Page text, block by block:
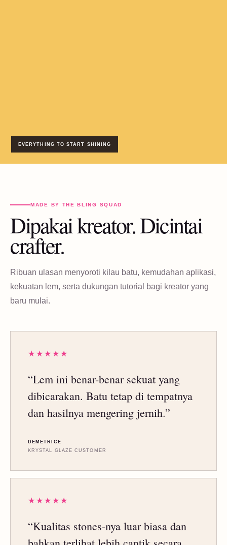
EVERYTHING TO START SHINING
MADE BY THE BLING SQUAD
Dipakai kreator. Dicintai
crafter.
Ribuan ulasan menyoroti kilau batu, kemudahan aplikasi,
kekuatan lem, serta dukungan tutorial bagi kreator yang
baru mulai.
★★★★★
“Lem ini benar-benar sekuat yang
dibicarakan. Batu tetap di tempatnya
dan hasilnya mengering jernih.”
DEMETRICE
KRYSTAL GLAZE CUSTOMER
★★★★★
“Kualitas stones-nya luar biasa dan